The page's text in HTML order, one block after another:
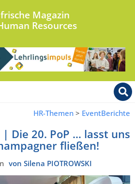
Magazin
Resources
HR-Themen > EventBerichte
Die 20. PoP … lasst uns
fließen!
von Silena PIOTROWSKI